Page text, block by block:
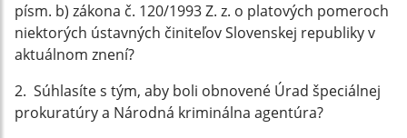
písm. b) zákona č. 120/1993 Z. z. o platových pomeroch
niektorých ústavných činiteľov Slovenskej republiky v
aktuálnom znení?
2. Súhlasíte s tým, aby boli obnovené Úrad špeciálnej
prokuratúry a Národná kriminálna agentúra?